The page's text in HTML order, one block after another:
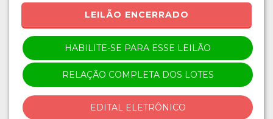
LEILÃO ENCERRADO
HABILITE-SE PARA ESSE LEILÃO
RELAÇÃO COMPLETA DOS LOTES
EDITAL ELETRÔNICO